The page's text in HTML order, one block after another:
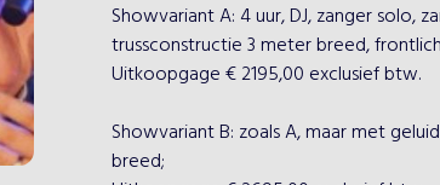
Showvariant A: 4 uur, DJ, zanger solo,
trussconstructie 3 meter breed,
Uitkoopgage € 2195,00 exclusief btw.
Showvariant B: zoals A, maar met
breed;